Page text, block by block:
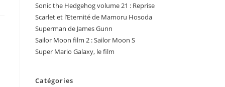
Sonic the Hedgehog volume 21 : Reprise
Scarlet et l’Eternité de Mamoru Hosoda
Superman de James Gunn
Sailor Moon film 2 : Sailor Moon S
Super Mario Galaxy, le film
Catégories